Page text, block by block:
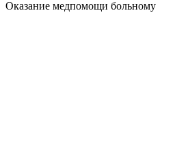
Оказание медпомощи больному